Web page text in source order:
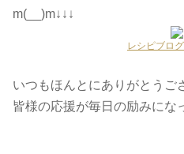
m(__)m↓↓↓
レシピブロ
いつもほんとにありがとう
皆様の応援が毎日の励みにな